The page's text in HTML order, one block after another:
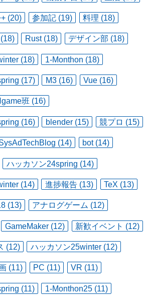
(20) 参加記 (19) 料理 (18)
Rust (18) デザイン部 (18)
(18) 1-Monthon (18)
(17) M3 (16) Vue (16)
班 (16)
(16) blender (15) 競プロ (15)
(14) bot (14)
ハッカソン24spring (14)
(14) 進捗報告 (13) TeX (13)
(13) アナログゲーム (12)
GameMaker (12) 新歓イベント (12)
(12) ハッカソン25winter (12)
(11) PC (11) VR (11)
(11) 1-Monthon25 (11)